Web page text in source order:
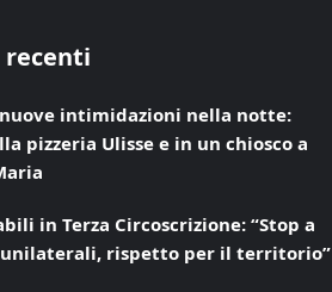
intimidazioni nella notte:
pizzeria Ulisse e in un chiosco a
in Terza Circoscrizione: “Stop a
rispetto per il territorio”